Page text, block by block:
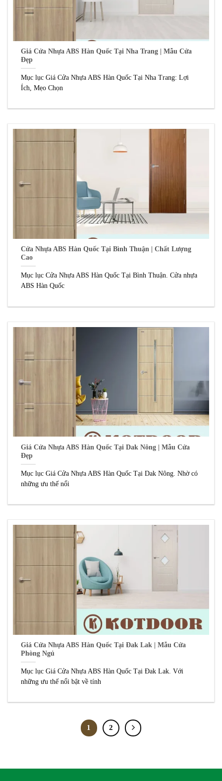
Giá Cửa Nhựa ABS Hàn Quốc Tại Nha Trang | Mẫu Cửa
Đẹp
Mục lục Giá Cửa Nhựa ABS Hàn Quốc Tại Nha Trang: Lợi
Ích, Mẹo Chọn
Cửa Nhựa ABS Hàn Quốc Tại Bình Thuận | Chất Lượng
Cao
Mục lục Cửa Nhựa ABS Hàn Quốc Tại Bình Thuận. Cửa nhựa
ABS Hàn Quốc
Giá Cửa Nhựa ABS Hàn Quốc Tại Dak Nông | Mẫu Cửa
Đẹp
Mục lục Giá Cửa Nhựa ABS Hàn Quốc Tại Dak Nông. Nhờ có
những ưu thế nổi
Giá Cửa Nhựa ABS Hàn Quốc Tại Đak Lak | Mẫu Cửa
Phòng Ngủ
Mục lục Giá Cửa Nhựa ABS Hàn Quốc Tại Đak Lak. Với
những ưu thế nổi bật về tính
1 2